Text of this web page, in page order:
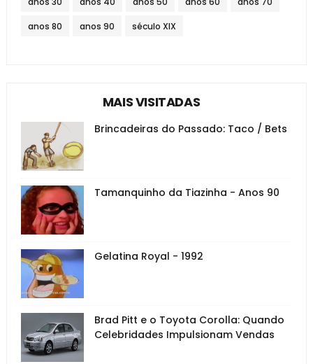
anos 80 anos 90 século XIX
MAIS VISITADAS
Brincadeiras do Passado: Taco / Bets
Tamanquinho da Tiazinha - Anos 90
Gelatina Royal - 1992
Brad Pitt e o Toyota Corolla: Quando
Celebridades Impulsionam Vendas